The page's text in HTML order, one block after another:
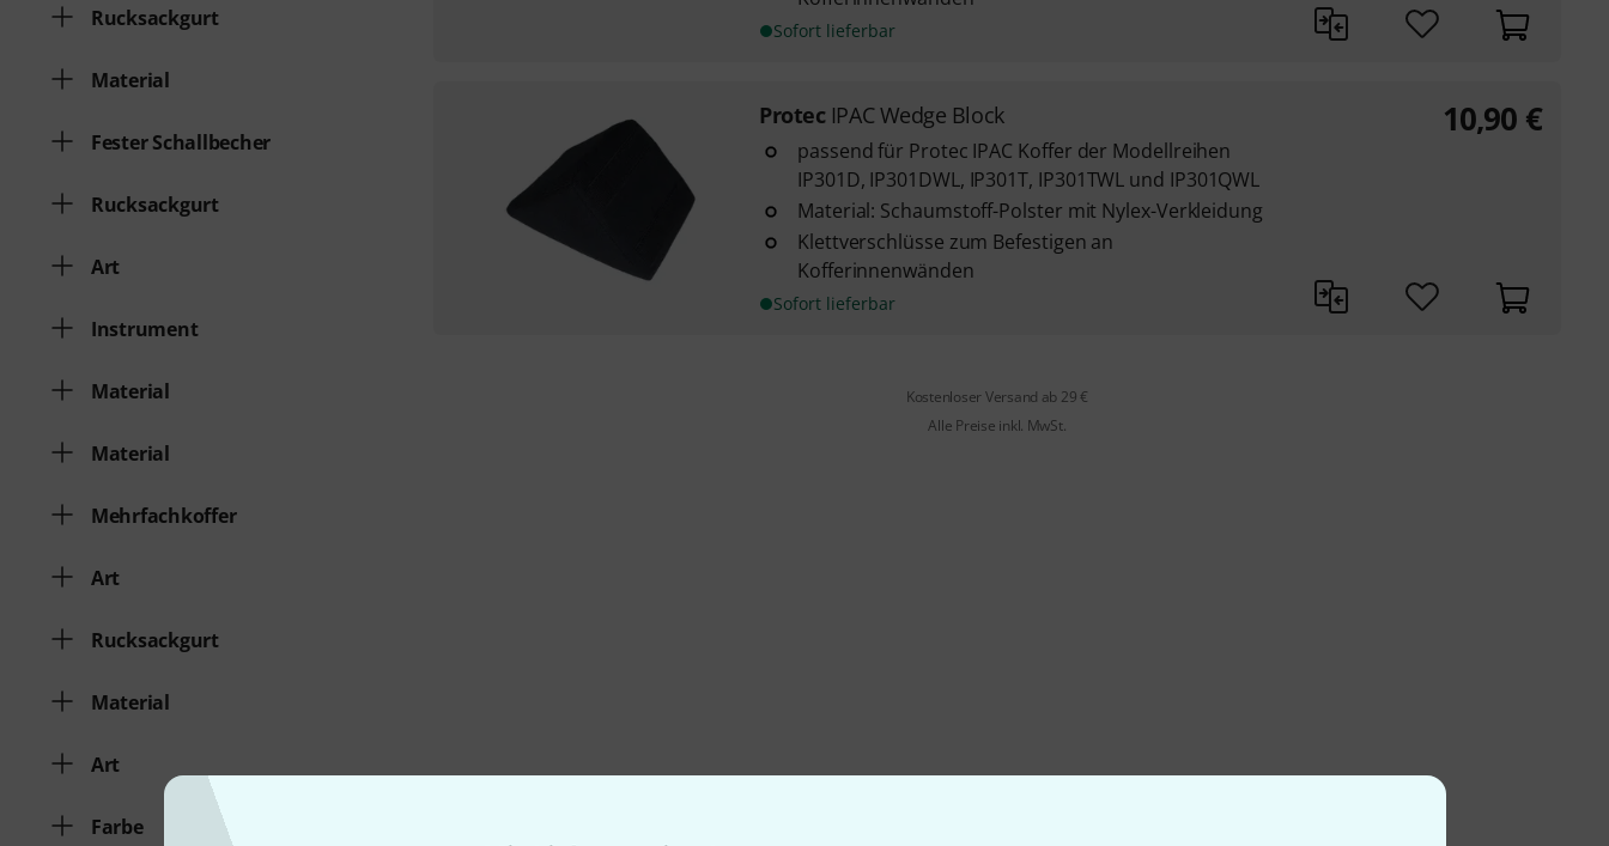
Rucksackgurt
Material
Fester Schallbecher
Rucksackgurt
Art
Instrument
Material
Material
Mehrfachkoffer
Art
Rucksackgurt
Material
Art
Farbe
Sofort lieferbar
Protec IPAC Wedge Block
passend für Protec IPAC Koffer der Modellreihen
IP301D, IP301DWL, IP301T, IP301TWL und IP301QWL
Material: Schaumstoff-Polster mit Nylex-Verkleidung
Klettverschlüsse zum Befestigen an
Kofferinnenwänden
Sofort lieferbar
10,90 €
Kostenloser Versand ab 29 €
Alle Preise inkl. MwSt.